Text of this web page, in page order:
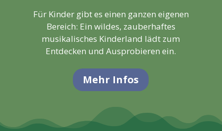
Für Kinder gibt es einen ganzen eigenen
Bereich: Ein wildes, zauberhaftes
musikalisches Kinderland lädt zum
Entdecken und Ausprobieren ein.
Mehr Infos